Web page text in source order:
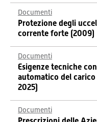
Documenti
Protezione degli
corrente forte (2009)
Documenti
Esigenze tecniche
automatico del carico
2025)
Documenti